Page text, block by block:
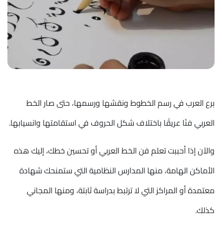
برع العرب في رسم الخطوط ونقشها ورسمها، حتى صار الخط
العربي فنًا عريقًا باختلاف شكل الحروف في استقامتها وانسيابها.
والآن إذا أحببت تعلم فن الخط العربي أو تحسين خطك، إليك هذه
الأماكن الهامة، منها المدارس النظامية التي ستمنحك شهادة
معتمدة أو المراكز التي لا ترتبط بدراسة ثابتة، ومنها المجاني
كذلك.